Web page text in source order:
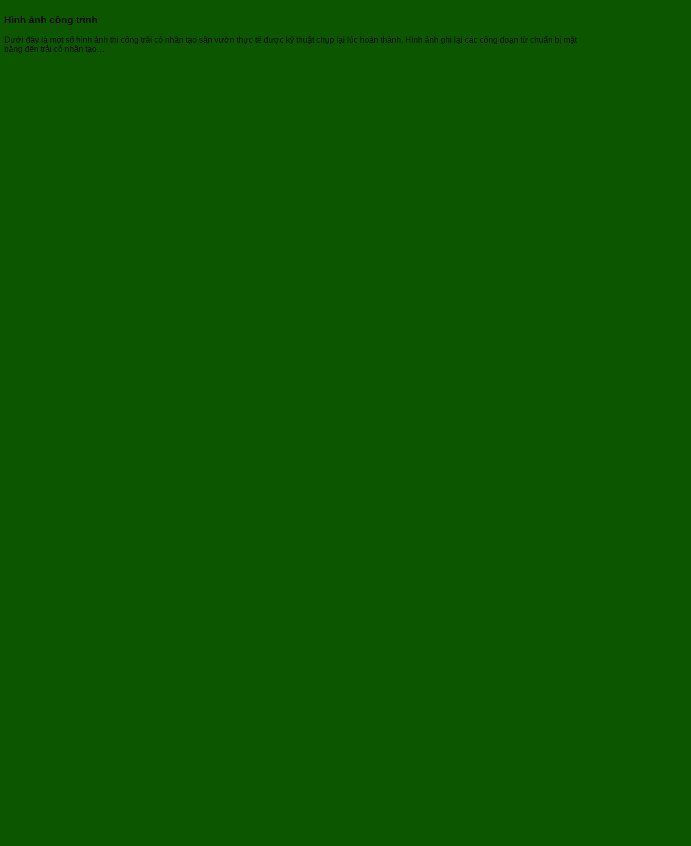
Hình ảnh công trình
Dưới đây là một số hình ảnh thi công trải cỏ nhân tạo sân vườn thực tế được kỹ thuật chụp lại lúc hoàn thành. Hình ảnh ghi lại các công đoạn từ chuẩn bị mặt
bằng đến trải cỏ nhân tạo…